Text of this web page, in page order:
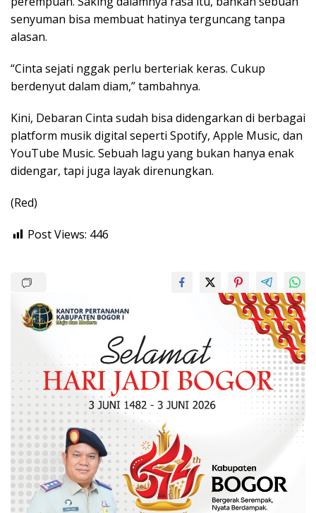
senyuman bisa membuat hatinya terguncang tanpa
alasan.
“Cinta sejati nggak perlu berteriak keras. Cukup
berdenyut dalam diam,” tambahnya.
Kini, Debaran Cinta sudah bisa didengarkan di berbagai
platform musik digital seperti Spotify, Apple Music, dan
YouTube Music. Sebuah lagu yang bukan hanya enak
didengar, tapi juga layak direnungkan.
(Red)
Post Views: 446